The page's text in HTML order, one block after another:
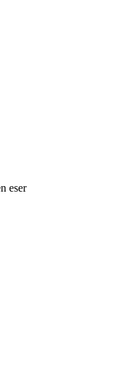
eser